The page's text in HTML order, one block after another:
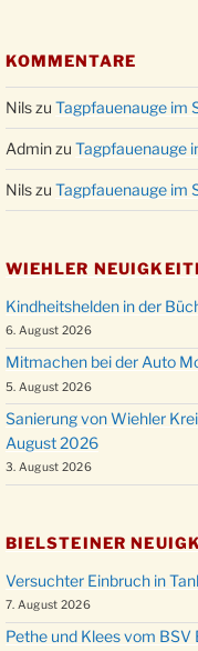
KOMMENTARE
Nilszu Tagpfauenauge im
Adminzu Tagpfauenauge
Nilszu Tagpfauenauge im
WIEHLER
Kindheitshelden in der
6. August 2026
Mitmachen bei der Auto
5. August 2026
Sanierung von Wiehler
August 2026
3. August 2026
BIELSTEINER
Versuchter Einbruch in
7. August 2026
Pethe und Klees vom